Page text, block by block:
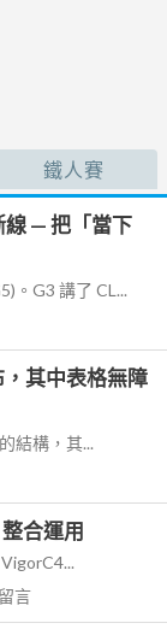
鐵人賽
— 把「當下
。G3 講了 CL...
其中表格無障
結構，其...
合運用
言